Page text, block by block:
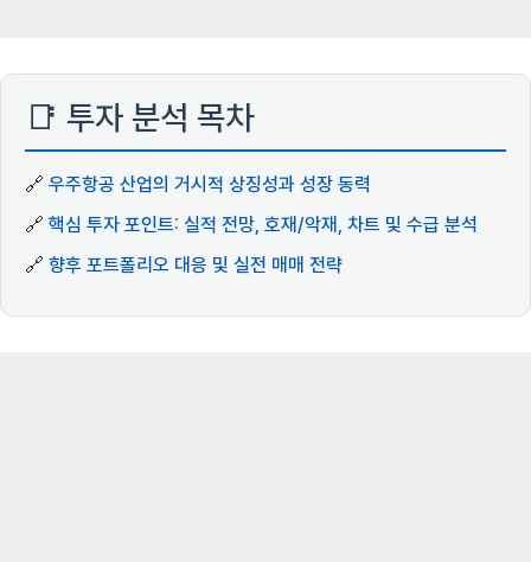
📑 투자 분석 목차
🔗 우주항공 산업의 거시적 상징성과 성장 동력
🔗 핵심 투자 포인트: 실적 전망, 호재/악재, 차트 및 수급 분석
🔗 향후 포트폴리오 대응 및 실전 매매 전략